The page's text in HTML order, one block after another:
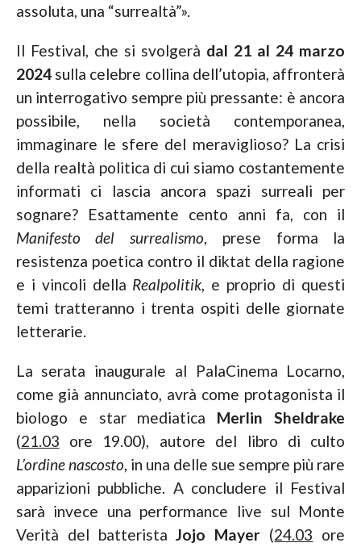
assoluta, una “surrealtà”».
Il Festival, che si svolgerà dal 21 al 24 marzo
2024sulla celebre collina dell’utopia, affronterà
un interrogativo sempre più pressante: è ancora
possibile, nella società contemporanea,
immaginare le sfere del meraviglioso? La crisi
della realtà politica di cui siamo costantemente
informati ci lascia ancora spazi surreali per
sognare? Esattamente cento anni fa, con il
Manifesto del surrealismo, prese forma la
resistenza poetica contro il diktat della ragione
e i vincoli della Realpolitik, e proprio di questi
temi tratteranno i trenta ospiti delle giornate
letterarie.
La serata inaugurale al PalaCinema Locarno,
come già annunciato, avrà come protagonista il
biologo e star mediatica Merlin Sheldrake
(21.03 ore 19.00), autore del libro di culto
L’ordine nascosto, in una delle sue sempre più rare
apparizioni pubbliche. A concludere il Festival
sarà invece una performance live sul Monte
Verità del batteristaJojo Mayer (24.03 ore